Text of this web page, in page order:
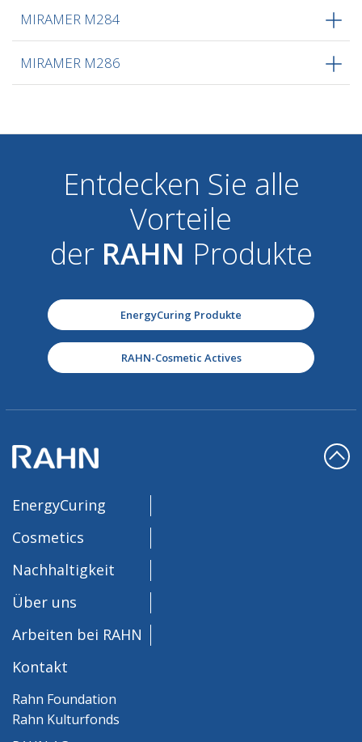
MIRAMER M284
MIRAMER M286
Entdecken Sie alle
Vorteile
der RAHN Produkte
EnergyCuring Produkte
RAHN-Cosmetic Actives
EnergyCuring
Cosmetics
Nachhaltigkeit
Über uns
Arbeiten bei RAHN
Kontakt
Rahn Foundation
Rahn Kulturfonds